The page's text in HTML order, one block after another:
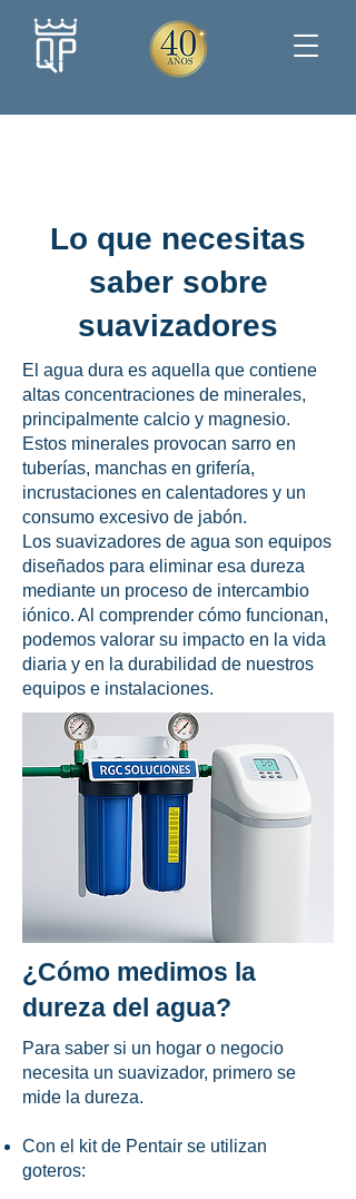
Lo que necesitas
saber sobre
suavizadores
El agua dura es aquella que contiene
altas concentraciones de minerales,
principalmente calcio y magnesio.
Estos minerales provocan sarro en
tuberías, manchas en grifería,
incrustaciones en calentadores y un
consumo excesivo de jabón.
Los suavizadores de agua son equipos
diseñados para eliminar esa dureza
mediante un proceso de intercambio
iónico. Al comprender cómo funcionan,
podemos valorar su impacto en la vida
diaria y en la durabilidad de nuestros
equipos e instalaciones.
¿Cómo medimos la
dureza del agua?
Para saber si un hogar o negocio
necesita un suavizador, primero se
mide la dureza.
Con el kit de Pentair se utilizan
goteros: